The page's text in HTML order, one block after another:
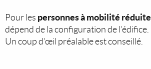
Pour les personnes à mobilité réduite
dépend de la configuration de l’édifice.
Un coup d’œil préalable est conseillé.